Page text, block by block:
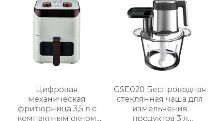
отключения MCT-005P
Цифровая
механическая
фритюрница 3,5 л с
компактным окном
GSE020 Беспроводная
стеклянная чаша для
измельчения
продуктов 3 л